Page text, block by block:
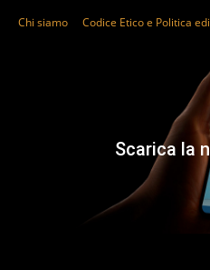
Chi siamo Codice Etico e Politica
Scarica la